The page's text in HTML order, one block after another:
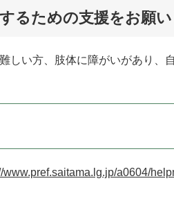
るための支援をお願い
しい方、肢体に障がいがあり、
www.pref.saitama.lg.jp/a0604/